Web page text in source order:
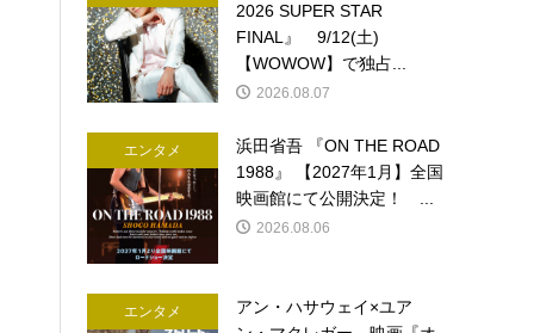
2026 SUPER STAR
FINAL』 9/12(土)
【WOWOW】で独占...
2026.08.07
エンタメ
浜田省吾 『ON THE ROAD
1988』 【2027年1月】全国
映画館にて公開決定！ ...
2026.08.06
エンタメ
アン・ハサウェイ×ユア